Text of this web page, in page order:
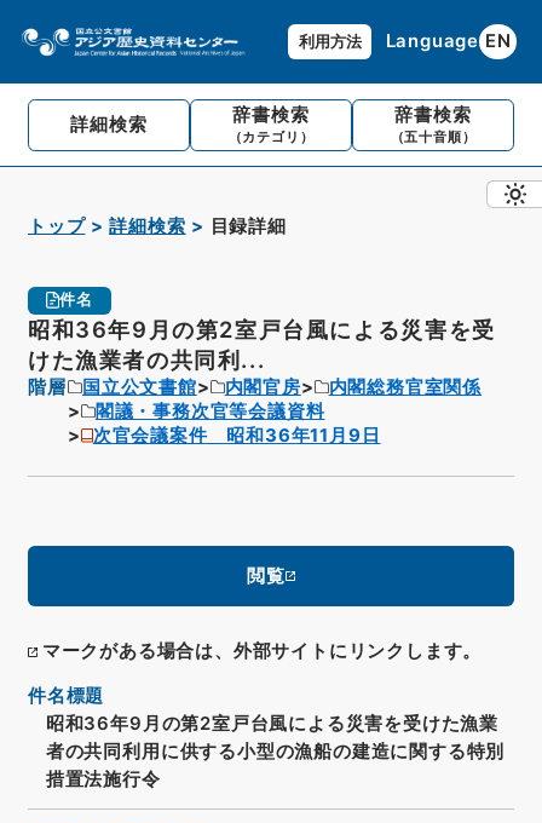
利用方法 Language EN
詳細検索 辞書検索
（カテゴリ）
辞書検索
（五十音順）
トップ 詳細検索 目録詳細
件名
昭和36年9月の第2室戸台風による災害を受
けた漁業者の共同利...
階層 国立公文書館 内閣官房
内閣総務官室関係
閣議・事務次官等会議資料
次官会議案件 昭和36年11月9日
閲覧
マークがある場合は、外部サイトにリンクします。
件名標題
昭和36年9月の第2室戸台風による災害を受けた漁業
者の共同利用に供する小型の漁船の建造に関する特別
措置法施行令